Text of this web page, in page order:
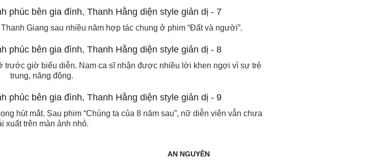
Giang sau nhiều năm hợp tác chung ở phim “Đất và người”.
trước giờ biểu diễn. Nam ca sĩ nhận được nhiều lời khen ngợi vì sự trẻ
trung, năng động.
hút mắt. Sau phim “Chúng ta của 8 năm sau”, nữ diễn viên vẫn chưa
xuất trên màn ảnh nhỏ.
AN NGUYÊN